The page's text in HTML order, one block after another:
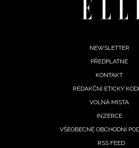
NEWSLETTER
PŘEDPLATNÉ
KONTAKT
REDAKČNÍ ETICKÝ
VOLNÁ MÍSTA
INZERCE
VŠEOBECNÉ OBCHODNÍ
RSS FEED